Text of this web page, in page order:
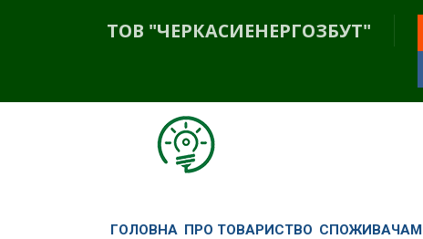
ТОВ "ЧЕРКАСИЕНЕРГОЗБУТ"
ГОЛОВНА ПРО ТОВАРИСТВО СПОЖИВАЧАМ